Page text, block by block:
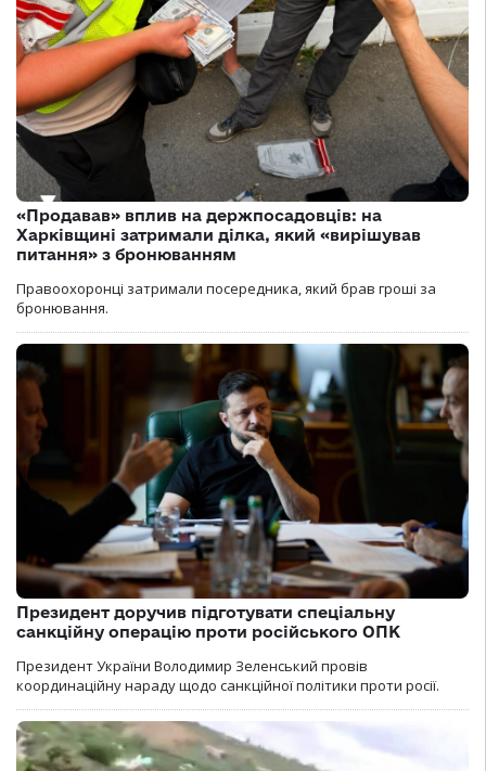
«Продавав» вплив на держпосадовців: на
Харківщині затримали ділка, який «вирішував
питання» з бронюванням
Правоохоронці затримали посередника, який брав гроші за
бронювання.
Президент доручив підготувати спеціальну
санкційну операцію проти російського ОПК
Президент України Володимир Зеленський провів
координаційну нараду щодо санкційної політики проти росії.